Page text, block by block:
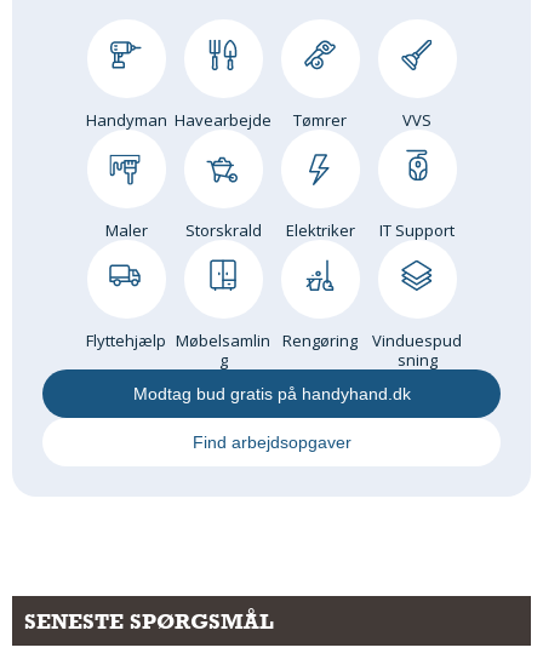
Om Materialer
GLARMESTER
Udskiftning Og Montage
HANDYMAN
Tips Og Tricks
Andet
Båd
GARTNER
Andet
RENGØRING
Handyman Havearbejde Tømrer VVS
Maler Storskrald Elektriker IT Support
Flyttehjælp Møbelsamlin
g
Rengøring
Vinduespud
sning
Modtag bud gratis på handyhand.dk
Find arbejdsopgaver
SENESTE SPØRGSMÅL